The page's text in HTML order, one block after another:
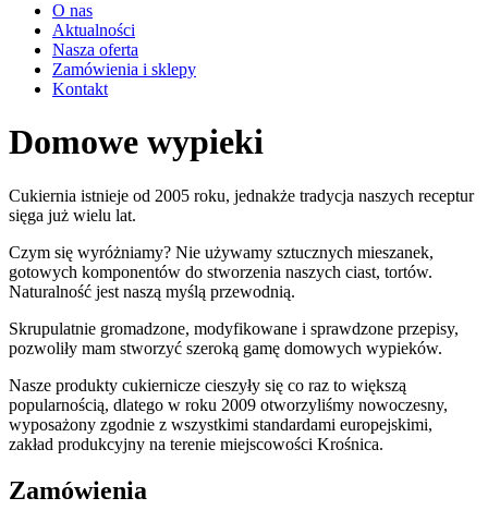
O nas
Aktualności
Nasza oferta
Zamówienia i sklepy
Kontakt
Domowe wypieki
Cukiernia istnieje od 2005 roku, jednakże tradycja naszych receptur
sięga już wielu lat.
Czym się wyróżniamy? Nie używamy sztucznych mieszanek,
gotowych komponentów do stworzenia naszych ciast, tortów.
Naturalność jest naszą myślą przewodnią.
Skrupulatnie gromadzone, modyfikowane i sprawdzone przepisy,
pozwoliły mam stworzyć szeroką gamę domowych wypieków.
Nasze produkty cukiernicze cieszyły się co raz to większą
popularnością, dlatego w roku 2009 otworzyliśmy nowoczesny,
wyposażony zgodnie z wszystkimi standardami europejskimi,
zakład produkcyjny na terenie miejscowości Krośnica.
Zamówienia